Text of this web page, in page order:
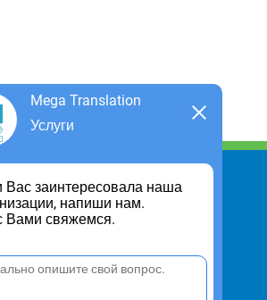
Mega Translation
Услуги
Вас заинтересовала наша
напиши нам.
Вами свяжемся.
Для чего существует портал
Политика конфиденциальности
Пользовательское соглашение